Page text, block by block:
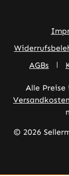
AGBs
Alle
Versandkosten
© 2026